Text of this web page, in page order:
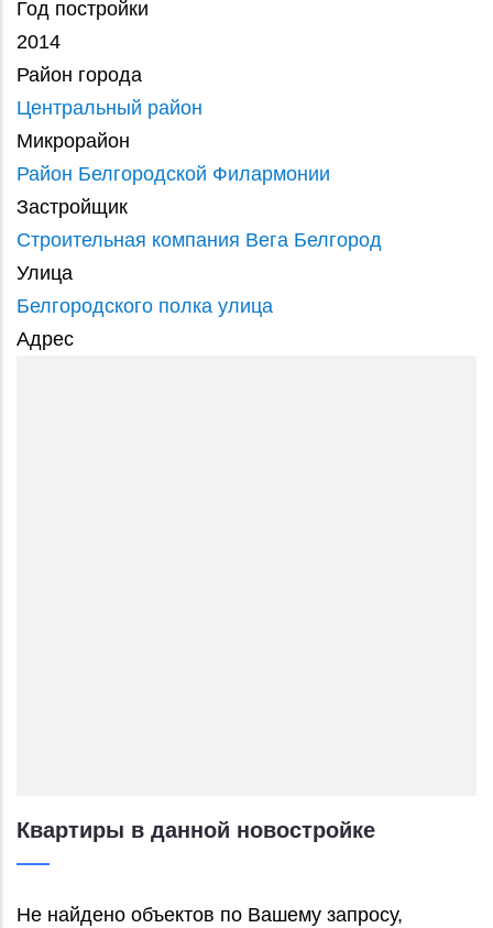
Год постройки
2014
Район города
Центральный район
Микрорайон
Район Белгородской Филармонии
Застройщик
Строительная компания Вега Белгород
Улица
Белгородского полка улица
Адрес
Квартиры в данной новостройке
Не найдено объектов по Вашему запросу,